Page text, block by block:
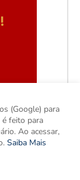
(Google) para
é feito para
Ao acessar,
Saiba Mais